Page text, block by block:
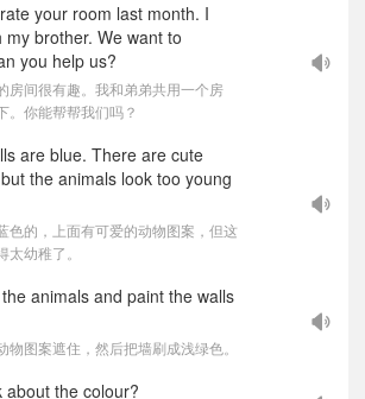
your room last month. I
brother. We want to
you help us?
房间很有趣。我和弟弟共用一个房
。你能帮帮我们吗？
are blue. There are cute
the animals look too young
色的，上面有可爱的动物图案，但这
幼稚了。
animals and paint the walls
图案遮住，然后把墙刷成浅绿色。
about the colour?